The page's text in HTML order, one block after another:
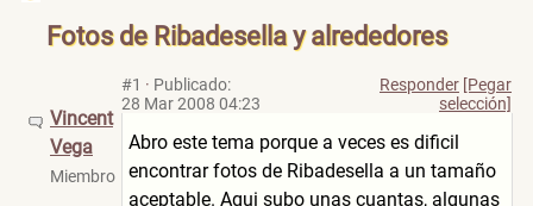
Fotos de Ribadesella y alrededores
Vincent
Vega
Miembro
#1 · Publicado:
28 Mar 2008 04:23
Responder [Pegar
selección]
Abro este tema porque a veces es dificil
encontrar fotos de Ribadesella a un tamaño
aceptable. Aqui subo unas cuantas, algunas